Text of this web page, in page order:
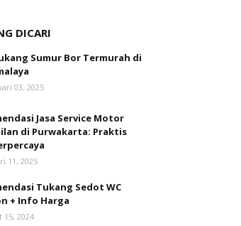
DICARI
Sumur Bor Termurah di
03, 2025
Jasa Service Motor
di Purwakarta: Praktis
11, 2025
Tukang Sedot WC
+ Info Harga
15, 2024